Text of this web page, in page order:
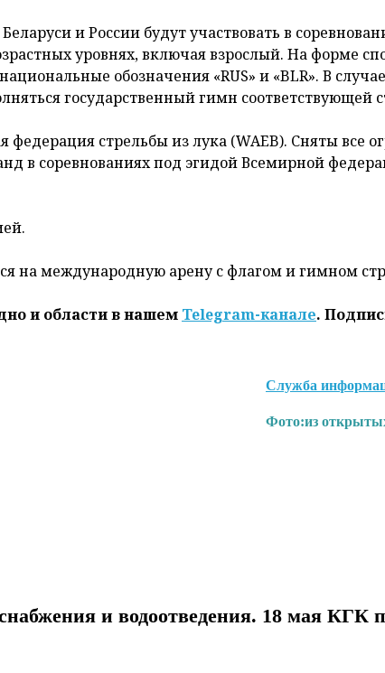
и России будут участвовать в
уровнях, включая взрослый. На форме
обозначения «RUS» и «BLR». В
государственный гимн соответствующей
стрельбы из лука (WAEB). Сняты все
в соревнованиях под эгидой Всемирной
на международную арену с флагом и гимном
и области в нашем Telegram-канале.
Служба
Фото:из
и водоотведения. 18 мая КГК